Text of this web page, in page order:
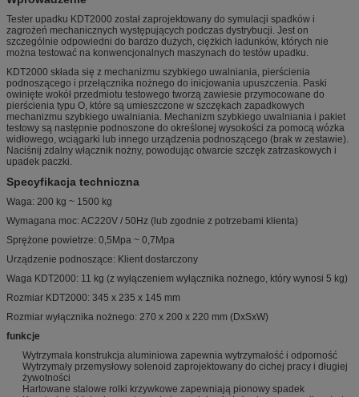
Tester upadku KDT2000 został zaprojektowany do symulacji spadków i
zagrożeń mechanicznych występujących podczas dystrybucji. Jest on
szczególnie odpowiedni do bardzo dużych, ciężkich ładunków, których nie
można testować na konwencjonalnych maszynach do testów upadku.
KDT2000 składa się z mechanizmu szybkiego uwalniania, pierścienia
podnoszącego i przełącznika nożnego do inicjowania upuszczenia. Paski
owinięte wokół przedmiotu testowego tworzą zawiesie przymocowane do
pierścienia typu O, które są umieszczone w szczękach zapadkowych
mechanizmu szybkiego uwalniania. Mechanizm szybkiego uwalniania i pakiet
testowy są następnie podnoszone do określonej wysokości za pomocą wózka
widłowego, wciągarki lub innego urządzenia podnoszącego (brak w zestawie).
Naciśnij zdalny włącznik nożny, powodując otwarcie szczęk zatrzaskowych i
upadek paczki.
Specyfikacja techniczna
Waga: 200 kg ~ 1500 kg
Wymagana moc: AC220V / 50Hz (lub zgodnie z potrzebami klienta)
Sprężone powietrze: 0,5Mpa ~ 0,7Mpa
Urządzenie podnoszące: Klient dostarczony
Waga KDT2000: 11 kg (z wyłączeniem wyłącznika nożnego, który wynosi 5 kg)
Rozmiar KDT2000: 345 x 235 x 145 mm
Rozmiar wyłącznika nożnego: 270 x 200 x 220 mm (DxSxW)
funkcje
Wytrzymała konstrukcja aluminiowa zapewnia wytrzymałość i odporność
Wytrzymały przemysłowy solenoid zaprojektowany do cichej pracy i długiej
żywotności
Hartowane stalowe rolki krzywkowe zapewniają pionowy spadek